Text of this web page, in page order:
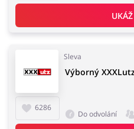
Sleva
6286
Výborný
Do odvolání